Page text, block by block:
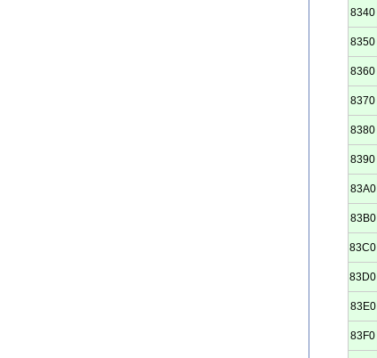
8340
8350
8360
8370
8380
8390
83A0
83B0
83C0
83D0
83E0
83F0